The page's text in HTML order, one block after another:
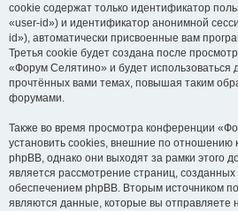
cookie содержат только идентификатор
«user-id») и идентификатор анонимной
id»), автоматически присвоенные вам
Третья cookie будет создана после
«Форум Селятино» и будет
прочтённых вами темах, повышая таким
форумами.
Также во время просмотра конференции
установить cookies, внешние по отношению
phpBB, однако они выходят за рамки этого
является рассмотрение страниц,
обеспечением phpBB. Вторым источником
являются данные, которые вы